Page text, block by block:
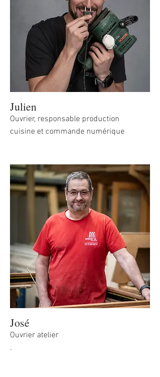
Julien
Ouvrier, responsable production
cuisine et commande numérique
José
Ouvrier atelier
.